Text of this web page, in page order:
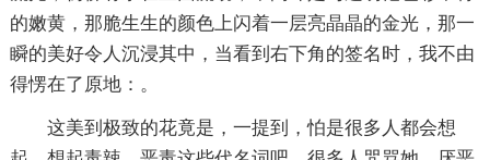
的嫩黄，那脆生生的颜色上闪着一层亮晶晶的金光，那一
瞬的美好令人沉浸其中，当看到右下角的签名时，我不由
得愣在了原地：。
这美到极致的花竟是，一提到，怕是很多人都会想